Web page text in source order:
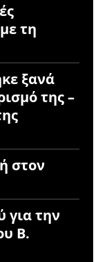
τη
ξανά
της –
στον
για την
Β.